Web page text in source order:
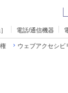
電話/通信機器
ウェブアクセシビ